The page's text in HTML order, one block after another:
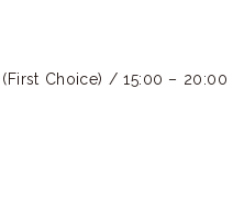
Choice) / 15:00 – 20:00